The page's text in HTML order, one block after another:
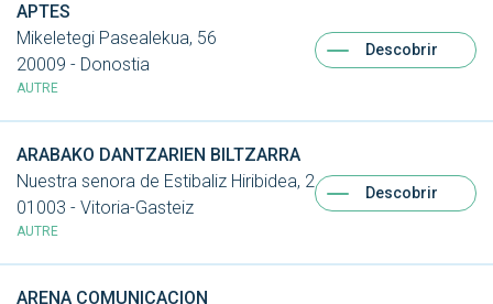
APTES
Mikeletegi Pasealekua, 56
20009 - Donostia
AUTRE
Descobrir
ARABAKO DANTZARIEN BILTZARRA
Nuestra senora de Estibaliz Hiribidea, 2
01003 - Vitoria-Gasteiz
AUTRE
Descobrir
ARENA COMUNICACION